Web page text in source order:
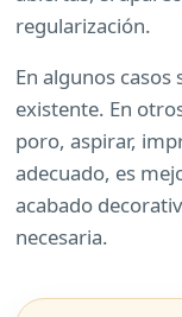
regularización.
En algunos
existente. En
poro, aspirar,
adecuado, es
acabado
necesaria.